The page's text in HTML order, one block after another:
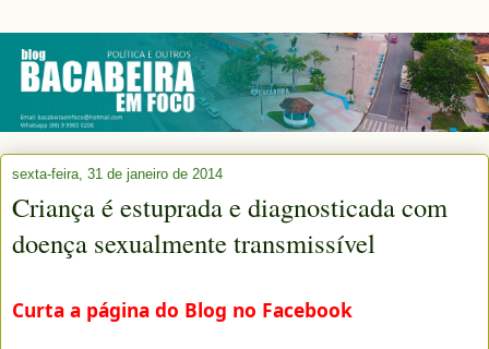
sexta-feira, 31 de janeiro de 2014
Criança é estuprada e diagnosticada com
doença sexualmente transmissível
Curta a página do Blog no Facebook